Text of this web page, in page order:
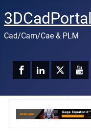
3DCadPortal
Cad/Cam/Cae & PLM